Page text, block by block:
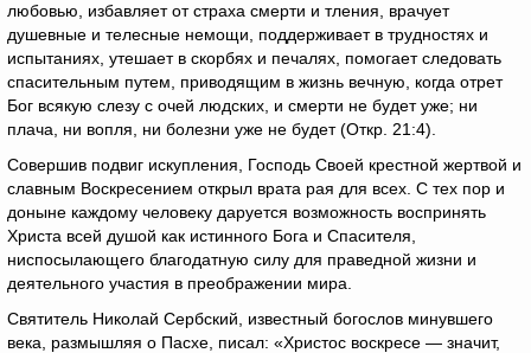
любовью, избавляет от страха смерти и тления, врачует
душевные и телесные немощи, поддерживает в трудностях и
испытаниях, утешает в скорбях и печалях, помогает следовать
спасительным путем, приводящим в жизнь вечную, когда отрет
Бог всякую слезу с очей людских, и смерти не будет уже; ни
плача, ни вопля, ни болезни уже не будет (Откр. 21:4).
Совершив подвиг искупления, Господь Своей крестной жертвой и
славным Воскресением открыл врата рая для всех. С тех пор и
доныне каждому человеку даруется возможность воспринять
Христа всей душой как истинного Бога и Спасителя,
ниспосылающего благодатную силу для праведной жизни и
деятельного участия в преображении мира.
Святитель Николай Сербский, известный богослов минувшего
века, размышляя о Пасхе, писал: «Христос воскресе — значит,